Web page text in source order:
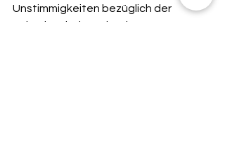
Unstimmigkeiten bezüglich der
Schadenshöhe oder des